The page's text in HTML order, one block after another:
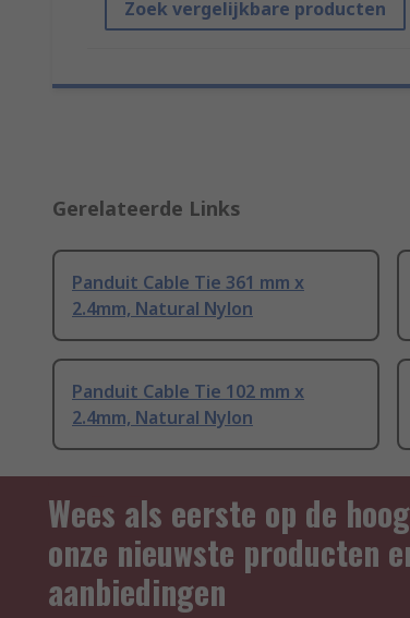
Zoek vergelijkbare producten
Gerelateerde Links
Panduit Cable Tie 361 mm x
2.4mm, Natural Nylon
Panduit Cable Tie 102 mm x
2.4mm, Natural Nylon
Wees als eerste op de
onze nieuwste producten
aanbiedingen